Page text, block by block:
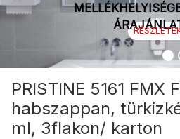
PRISTINE 5161 FMX
habszappan,
ml, 3flakon/ karton